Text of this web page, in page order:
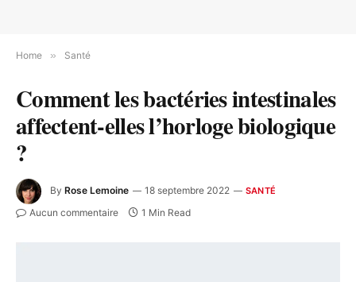
Home » Santé
Comment les bactéries intestinales
affectent-elles l’horloge biologique
?
By Rose Lemoine 18 septembre 2022 SANTÉ
Aucun commentaire 1 Min Read